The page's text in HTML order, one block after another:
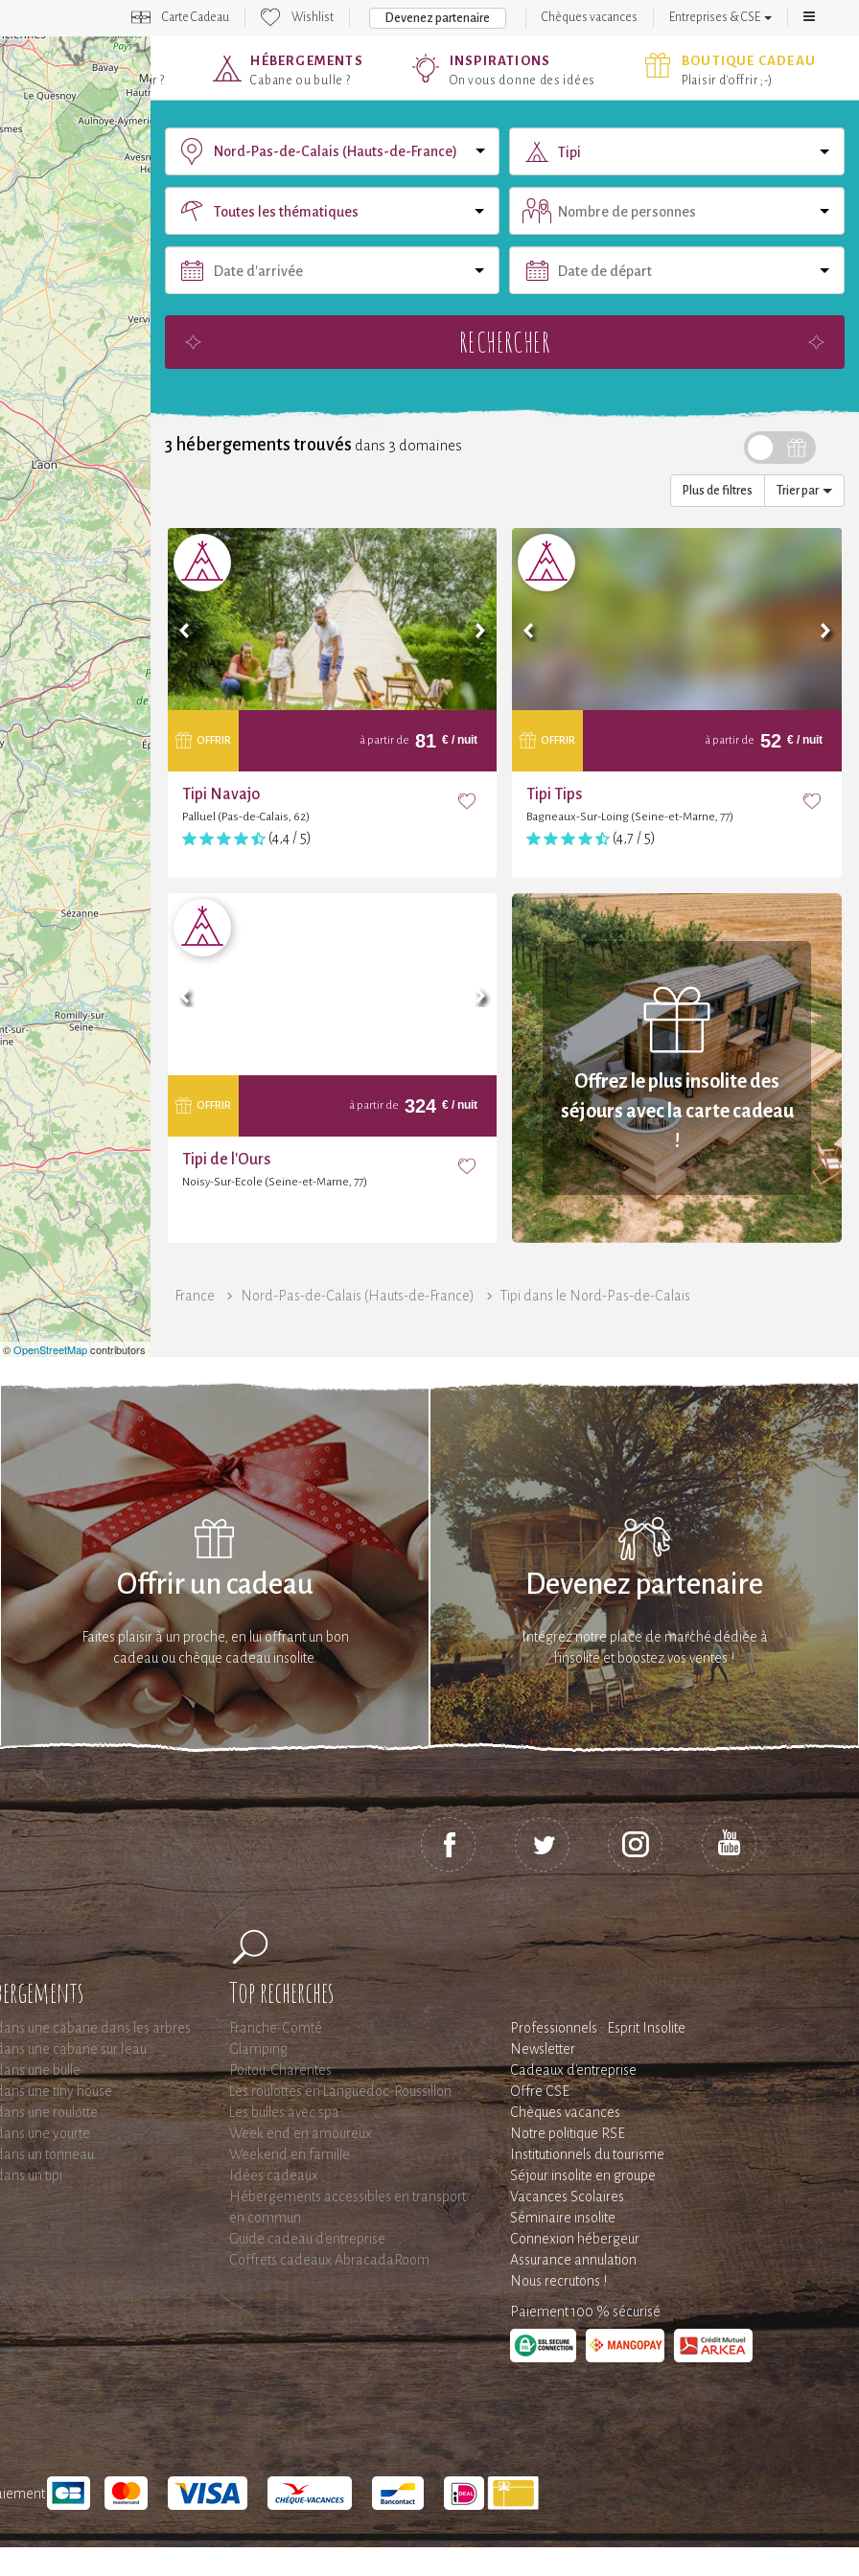
Carte Cadeau Wishlist Devenez partenaire Chèques vacances Entreprises & CSE
DESTINATIONS
Où voulez-vous partir ?
HÉBERGEMENTS
Cabane ou bulle ?
INSPIRATIONS
On vous donne des idées
BOUTIQUE CADEAU
Plaisir d'offrir ;-)
©OpenStreetMapcontributors
Tipi
Toutes les thématiques Nombre de personnes
Date d'arrivée Date de départ
RECHERCHER
3 hébergements trouvés dans 3 domaines
Plus de filtres
OFFRIR à partir de 81 €/ nuit
Tipi Navajo
Palluel (Pas-de-Calais, 62)
(4,4 / 5)
OFFRIR à partir de 52 € / nuit
Tipi Tips
Bagneaux-Sur-Loing (Seine-et-Marne, 77)
(4,7 / 5)
OFFRIR à partir de 324 €/ nuit
Tipi de l'Ours
Noisy-Sur-Ecole (Seine-et-Marne, 77)
Offrez le plus insolite des
séjours avec la carte cadeau
!
France Nord-Pas-de-Calais (Hauts-de-France) Tipi dans le Nord-Pas-de-Calais